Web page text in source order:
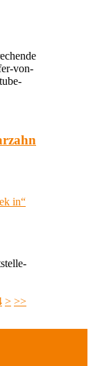
von-
in“
> >>